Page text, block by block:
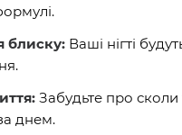
блиску: Ваші нігті
Забудьте про
днем.